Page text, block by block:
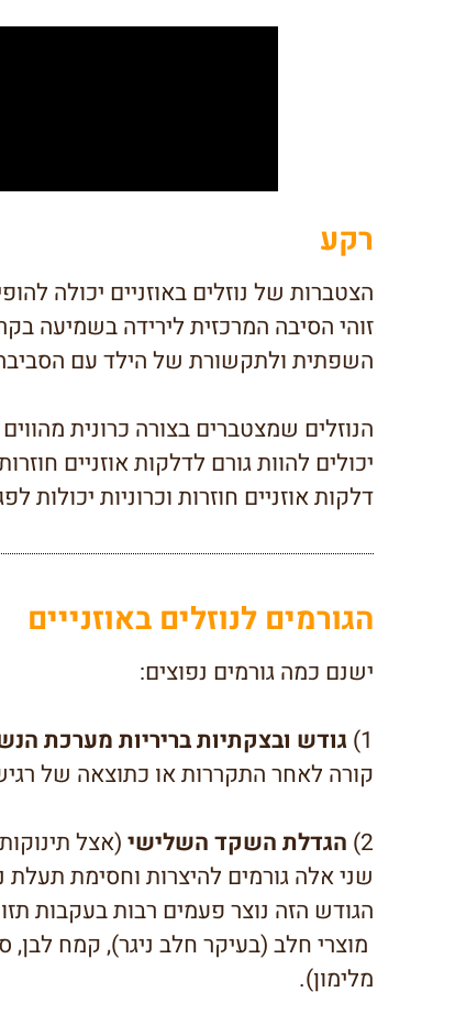
רקע
הצטברות של נוזלים באוזניים יכולה
זוהי הסיבה המרכזית לירידה בשמיעה
השפתית ולתקשורת של הילד עם
הנוזלים שמצטברים בצורה כרונית
יכולים להוות גורם לדלקות אוזניים
דלקות אוזניים חוזרות וכרוניות יכולות
הגורמים לנוזלים באוזנייים
ישנם כמה גורמים נפוצים:
1) גודש ובצקתיות בריריות מערכת
קורה לאחר התקררות או כתוצאה של
2) הגדלת השקד השלישי(אצל
שני אלה גורמים להיצרות וחסימת תעלת
הגודש הזה נוצר פעמים רבות בעקבות
מוצרי חלב (בעיקר חלב ניגר), קמח לבן,
מלימון).